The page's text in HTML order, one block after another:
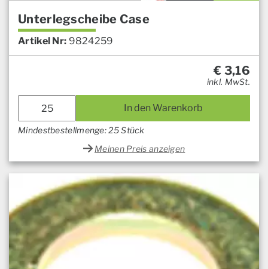
Unterlegscheibe Case
Artikel Nr: 9824259
€ 3,16
inkl. MwSt.
In den Warenkorb
Mindestbestellmenge: 25 Stück
Meinen Preis anzeigen